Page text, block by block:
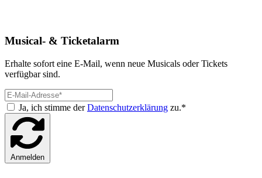
Musical- & Ticketalarm
Erhalte sofort eine E-Mail, wenn neue Musicals oder Tickets
verfügbar sind.
Ja, ich stimme derDatenschutzerklärung zu.*
Anmelden